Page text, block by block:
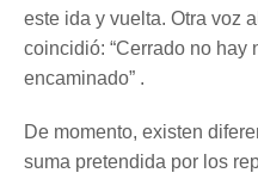
este ida y vuelta. Otra voz
coincidió: “Cerrado no hay
encaminado” .
De momento, existen
suma pretendida por los